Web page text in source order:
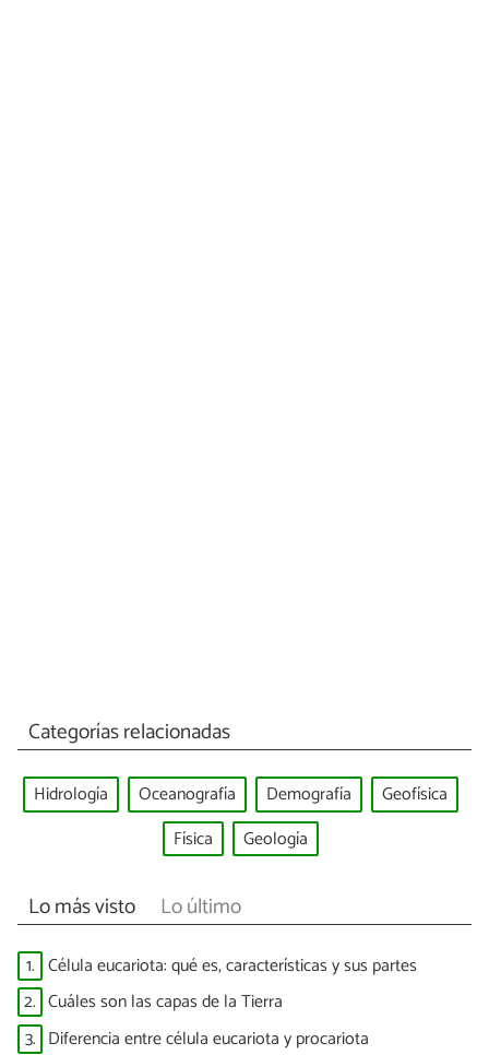
Categorías relacionadas
Hidrología Oceanografía Demografía
Geofísica
Física
Geología
Lo más visto Lo último
1. Célula eucariota: qué es, características y sus partes
2. Cuáles son las capas de la Tierra
3. Diferencia entre célula eucariota y procariota